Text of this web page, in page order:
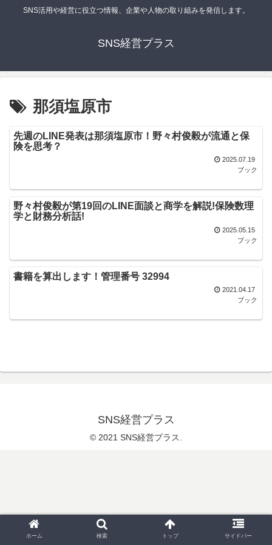
SNS活用や経営に役立つ情報、企業や人物の取り組みを発信します。
SNS経営プラス
那須塩原市
先週のLINE発表は那須塩原市！野々村俊毅が流通と保
険を思考？
2025.07.19
ブック
野々村俊毅が第19回のLINE面談と商学を解説!保険数理
学と財務分析話!
2025.05.15
ブック
書籍を算出します！管理番号 32994
2021.04.17
ブック
SNS経営プラス
© 2021 SNS経営プラス.
ホーム 検索 トップ サイドバー